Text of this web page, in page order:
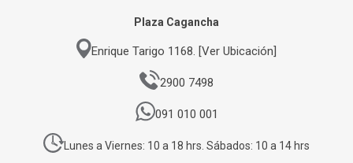
Plaza Cagancha
Enrique Tarigo 1168. [Ver Ubicación]
2900 7498
091 010 001
Lunes a Viernes: 10 a 18 hrs. Sábados: 10 a 14 hrs